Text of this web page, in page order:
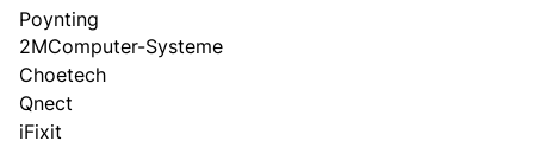
Poynting
2MComputer-Systeme
Choetech
Qnect
iFixit